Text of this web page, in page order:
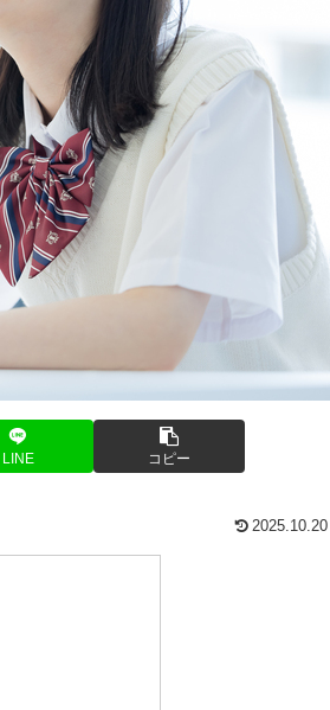
LINE コピー
2025.10.20